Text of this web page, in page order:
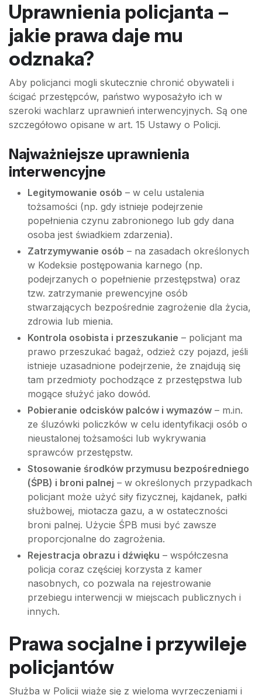
Uprawnienia policjanta –
jakie prawa daje mu
odznaka?
Aby policjanci mogli skutecznie chronić obywateli i
ścigać przestępców, państwo wyposażyło ich w
szeroki wachlarz uprawnień interwencyjnych. Są one
szczegółowo opisane w art. 15 Ustawy o Policji.
Najważniejsze uprawnienia
interwencyjne
Legitymowanie osób – w celu ustalenia
tożsamości (np. gdy istnieje podejrzenie
popełnienia czynu zabronionego lub gdy dana
osoba jest świadkiem zdarzenia).
Zatrzymywanie osób – na zasadach określonych
w Kodeksie postępowania karnego (np.
podejrzanych o popełnienie przestępstwa) oraz
tzw. zatrzymanie prewencyjne osób
stwarzających bezpośrednie zagrożenie dla życia,
zdrowia lub mienia.
Kontrola osobista i przeszukanie – policjant ma
prawo przeszukać bagaż, odzież czy pojazd, jeśli
istnieje uzasadnione podejrzenie, że znajdują się
tam przedmioty pochodzące z przestępstwa lub
mogące służyć jako dowód.
Pobieranie odcisków palców i wymazów – m.in.
ze śluzówki policzków w celu identyfikacji osób o
nieustalonej tożsamości lub wykrywania
sprawców przestępstw.
Stosowanie środków przymusu bezpośredniego
(ŚPB) i broni palnej – w określonych przypadkach
policjant może użyć siły fizycznej, kajdanek, pałki
służbowej, miotacza gazu, a w ostateczności
broni palnej. Użycie ŚPB musi być zawsze
proporcjonalne do zagrożenia.
Rejestracja obrazu i dźwięku – współczesna
policja coraz częściej korzysta z kamer
nasobnych, co pozwala na rejestrowanie
przebiegu interwencji w miejscach publicznych i
innych.
Prawa socjalne i przywileje
policjantów
Służba w Policji wiąże się z wieloma wyrzeczeniami i